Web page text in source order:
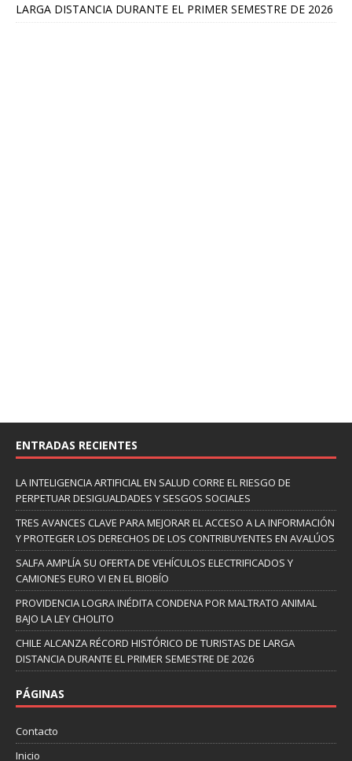
LARGA DISTANCIA DURANTE EL PRIMER SEMESTRE DE 2026
ENTRADAS RECIENTES
LA INTELIGENCIA ARTIFICIAL EN SALUD CORRE EL RIESGO DE
PERPETUAR DESIGUALDADES Y SESGOS SOCIALES
TRES AVANCES CLAVE PARA MEJORAR EL ACCESO A LA INFORMACIÓN
Y PROTEGER LOS DERECHOS DE LOS CONTRIBUYENTES EN AVALÚOS
SALFA AMPLÍA SU OFERTA DE VEHÍCULOS ELECTRIFICADOS Y
CAMIONES EURO VI EN EL BIOBÍO
PROVIDENCIA LOGRA INÉDITA CONDENA POR MALTRATO ANIMAL
BAJO LA LEY CHOLITO
CHILE ALCANZA RÉCORD HISTÓRICO DE TURISTAS DE LARGA
DISTANCIA DURANTE EL PRIMER SEMESTRE DE 2026
PÁGINAS
Contacto
Inicio